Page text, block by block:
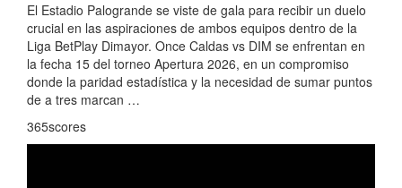
El Estadio Palogrande se viste de gala para recibir un duelo
crucial en las aspiraciones de ambos equipos dentro de la
Liga BetPlay Dimayor. Once Caldas vs DIM se enfrentan en
la fecha 15 del torneo Apertura 2026, en un compromiso
donde la paridad estadística y la necesidad de sumar puntos
de a tres marcan …
365scores